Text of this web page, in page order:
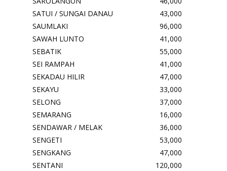
SATUI / SUNGAI DANAU
43,000
SAUMLAKI
96,000
SAWAH LUNTO
41,000
SEBATIK
55,000
SEI RAMPAH
41,000
SEKADAU HILIR
47,000
SEKAYU
33,000
SELONG
37,000
SEMARANG
16,000
SENDAWAR / MELAK
36,000
SENGETI
53,000
SENGKANG
47,000
SENTANI
120,000